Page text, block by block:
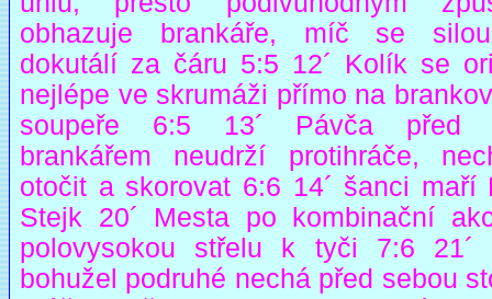
obhazuje brankáře, míč se
dokutálí za čáru 5:5 12´ Kolík se
nejlépe ve skrumáži přímo na
soupeře 6:5 13´ Pávča před
brankářem neudrží protihráče,
otočit a skorovat 6:6 14´ šanci maří
Stejk 20´ Mesta po kombinační
polovysokou střelu k tyči 7:6 21´
bohužel podruhé nechá před sebou